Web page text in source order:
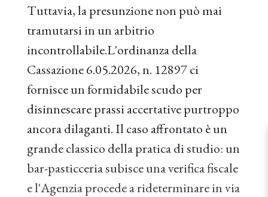
Tuttavia, la presunzione non può mai
tramutarsi in un arbitrio
incontrollabile.L'ordinanza della
Cassazione 6.05.2026, n. 12897 ci
fornisce un formidabile scudo per
disinnescare prassi accertative purtroppo
ancora dilaganti. Il caso affrontato è un
grande classico della pratica di studio: un
bar-pasticceria subisce una verifica fiscale
e l'Agenzia procede a rideterminare in via